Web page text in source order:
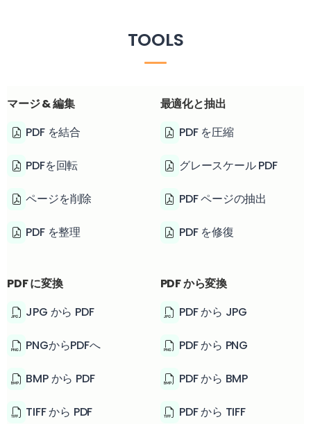
TOOLS
マージ & 編集
PDF を結合
PDFを回転
ページを削除
PDF を整理
最適化と抽出
PDF を圧縮
グレースケール PDF
PDF ページの抽出
PDF を修復
PDF に変換
JPG から PDF
PNGからPDFへ
BMP から PDF
TIFF から PDF
PDF から変換
PDF から JPG
PDF から PNG
PDF から BMP
PDF から TIFF